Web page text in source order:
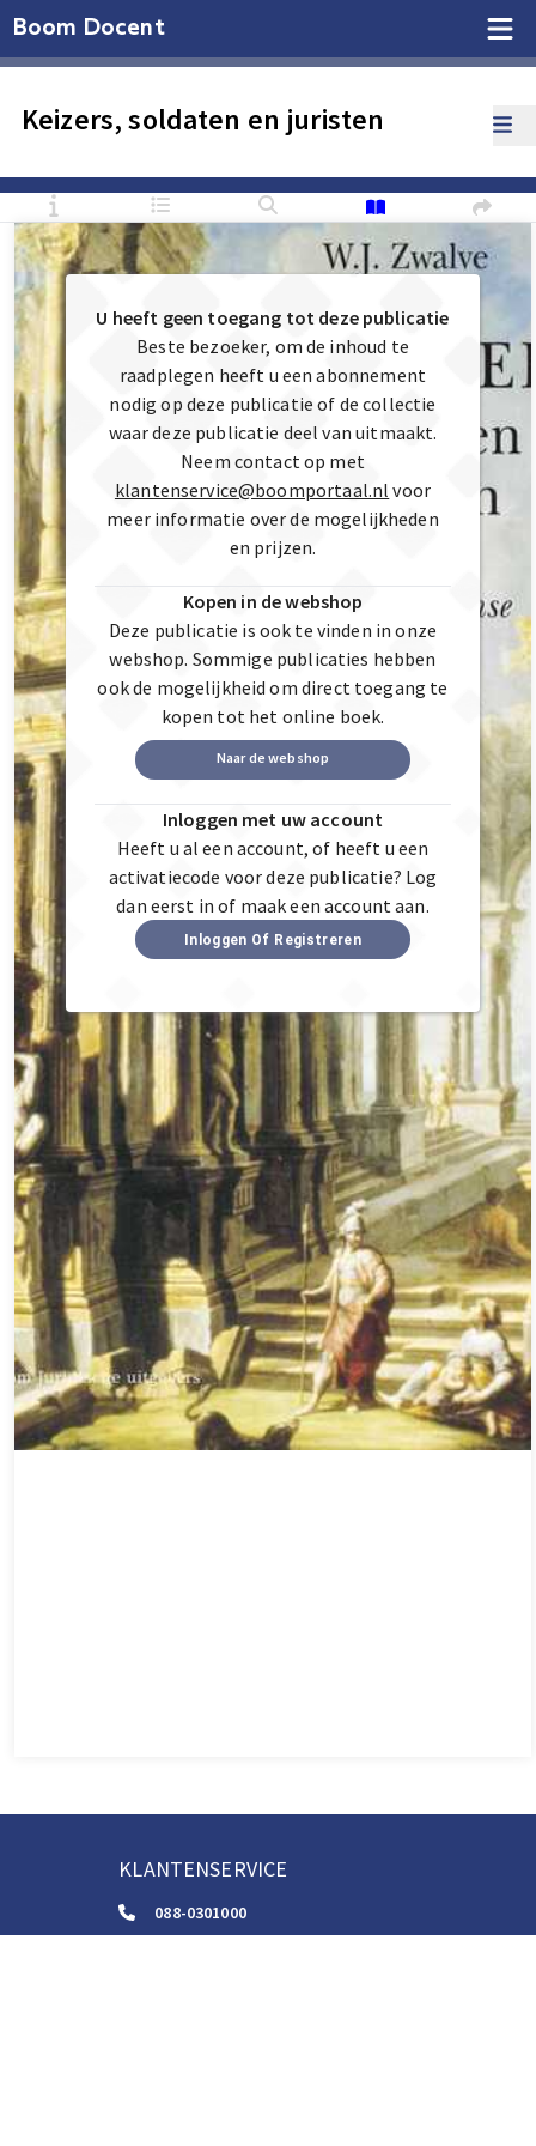
Boom Docent
Keizers, soldaten en juristen
U heeft geen toegang tot deze publicatie
Beste bezoeker, om de inhoud te
raadplegen heeft u een abonnement
nodig op deze publicatie of de collectie
waar deze publicatie deel van uitmaakt.
Neem contact op met
klantenservice@boomportaal.nl voor
meer informatie over de mogelijkheden
en prijzen.
Kopen in de webshop
Deze publicatie is ook te vinden in onze
webshop. Sommige publicaties hebben
ook de mogelijkheid om direct toegang te
kopen tot het online boek.
Naar de webshop
Inloggen met uw account
Heeft u al een account, of heeft u een
activatiecode voor deze publicatie? Log
dan eerst in of maak een account aan.
Inloggen Of Registreren
KLANTENSERVICE
088-0301000